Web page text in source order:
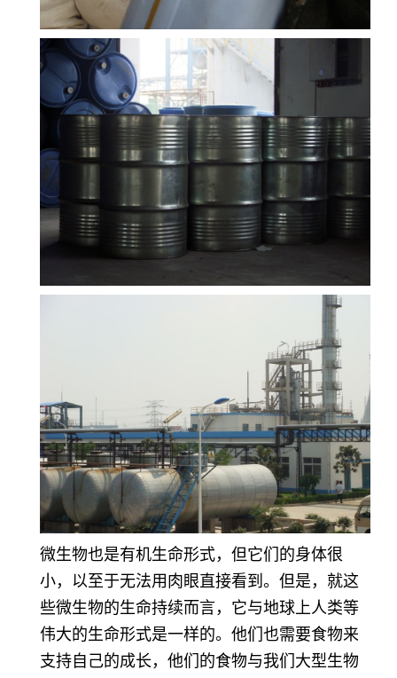
微生物也是有机生命形式，但它们的身体很
小，以至于无法用肉眼直接看到。但是，就这
些微生物的生命持续而言，它与地球上人类等
伟大的生命形式是一样的。他们也需要食物来
支持自己的成长，他们的食物与我们大型生物